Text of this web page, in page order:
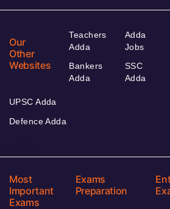
Our
Other
Websites
Teachers
Adda
Bankers
Adda
Adda
Jobs
SSC
Adda
UPSC Adda
Defence Adda
Most
Important
Exams
Exams
Preparation